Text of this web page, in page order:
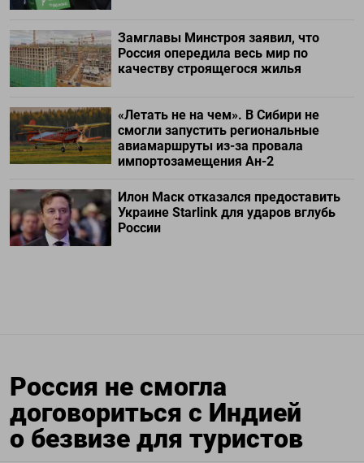
Замглавы Минстроя заявил, что
Россия опередила весь мир по
качеству строящегося жилья
«Летать не на чем». В Сибири не
смогли запустить региональные
авиамаршруты из-за провала
импортозамещения Ан-2
Илон Маск отказался предоставить
Украине Starlink для ударов вглубь
России
Россия не смогла
договориться с Индией
о безвизе для туристов